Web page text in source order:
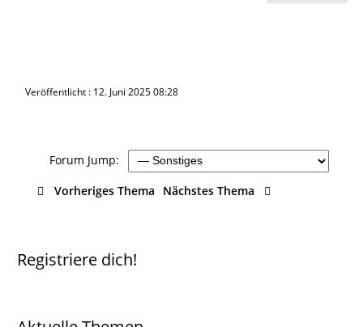
Veröffentlicht : 12. Juni 2025 08:28
Forum Jump:
Vorheriges Thema
Nächstes Thema
Registriere dich!